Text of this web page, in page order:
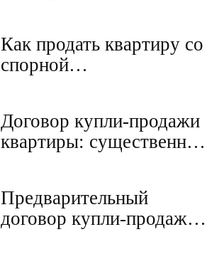
помещения в 2025 году
Как продать квартиру со
спорной
пошаговый план
Договор купли-продажи
квартиры: существенные
Предварительный
договор купли-продажи